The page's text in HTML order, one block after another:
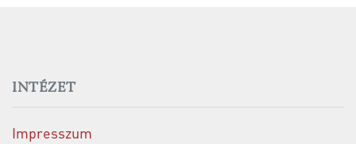
INTÉZET
Impresszum